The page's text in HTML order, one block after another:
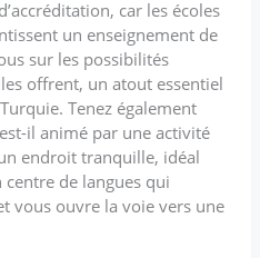
car les écoles
un enseignement de
sur les possibilités
offrent, un atout essentiel
Tenez également
il animé par une activité
endroit tranquille, idéal
centre de langues qui
vous ouvre la voie vers une